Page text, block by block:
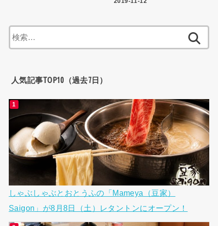
索:
人気記事TOP10（過去7日）
しゃぶしゃぶとおとうふの「Mameya（豆家）
Saigon」が8月8日（土）レタントンにオープン！